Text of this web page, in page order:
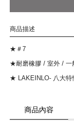
商品描述
★＃7
★耐磨橡膠 / 室外 / 一
★ LAKEINLO- 八大特
商品內容